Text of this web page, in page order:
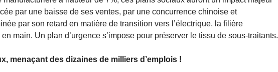
par une baisse de ses ventes, par une concurrence chinoise et
par son retard en matière de transition vers l’électrique, la filière
main. Un plan d’urgence s’impose pour préserver le tissu de sous-traitants.
menaçant des dizaines de milliers d’emplois !